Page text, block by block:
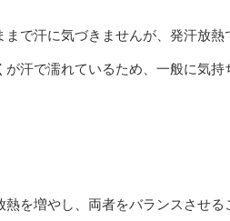
で汗に気づきませんが、発汗放
汗で濡れているため、一般に気持
を増やし、両者をバランスさせ